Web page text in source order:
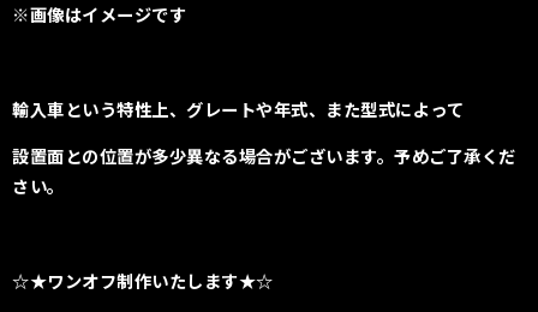
※画像はイメージです
輸入車という特性上、グレートや年式、また型式によって
設置面との位置が多少異なる場合がございます。予めご了承くだ
さい。
☆★ワンオフ制作いたします★☆